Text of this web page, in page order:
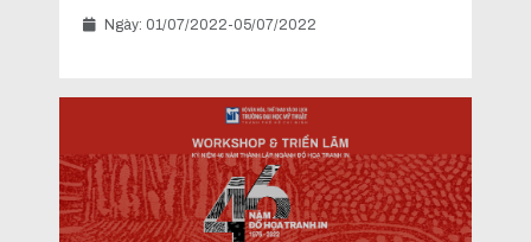
Ngày: 01/07/2022-05/07/2022